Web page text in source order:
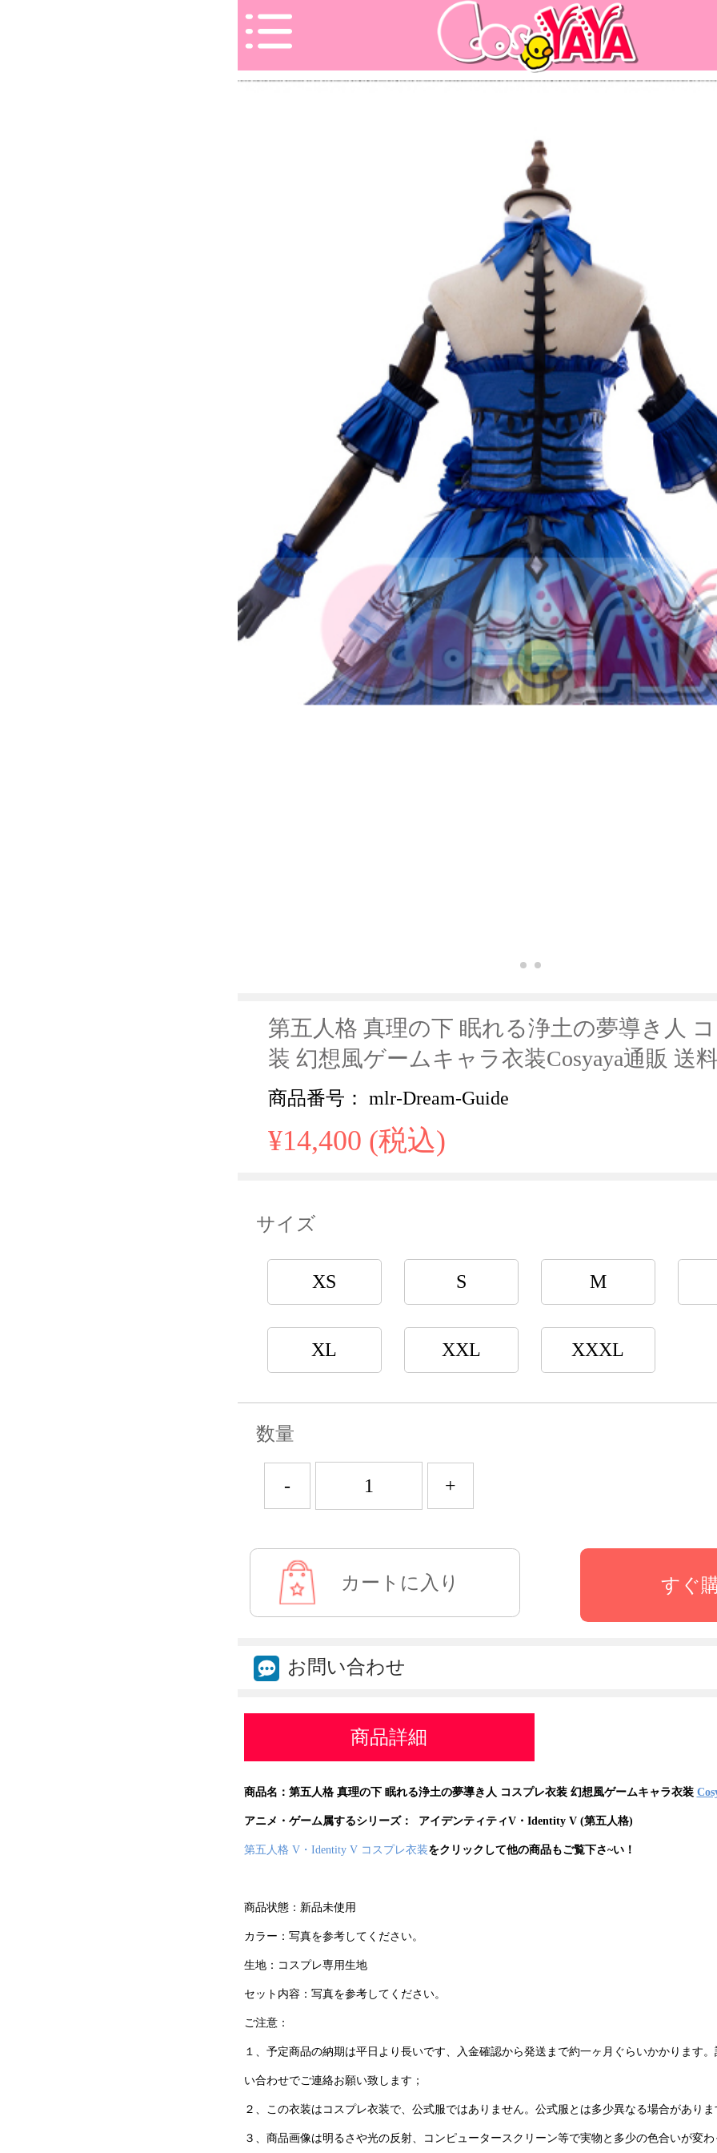
第五人格 真理の下 眠れる浄土の夢導き人
装 幻想風ゲームキャラ衣装Cosyaya通販 送
商品番号： mlr-Dream-Guide
¥14,400 (税込)
サイズ
XS S M
XL XXL XXXL
数量
- +
すぐ
お問い合わせ
商品詳細
商品名： 第五人格 真理の下 眠れる浄土の夢導き人 コスプレ衣装 幻想風ゲームキャラ衣装
アニメ・ゲーム属するシリーズ： アイデンティティV・Identity V (第五人格)
第五人格 V・Identity V コスプレ衣装をクリックして他の商品もご覧下さ~い！
商品状態：新品未使用
カラー：写真を参考してください。
生地：コスプレ専用生地
セット内容：写真を参考してください。
ご注意：
１、予定商品の納期は平日より長いです、入金確認から発送まで約一ヶ月ぐらいかかります
い合わせでご連絡お願い致します；
２、この衣装はコスプレ衣装で、公式服ではありません。公式服とは多少異なる場合がありま
３、商品画像は明るさや光の反射、コンピュータースクリーン等で実物と多少の色合いが変